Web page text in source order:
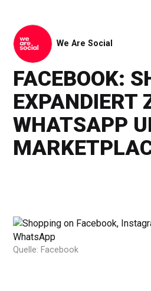
We Are Social
FACEBOOK:
EXPANDIERT
WHATSAPP
Quelle: Facebook